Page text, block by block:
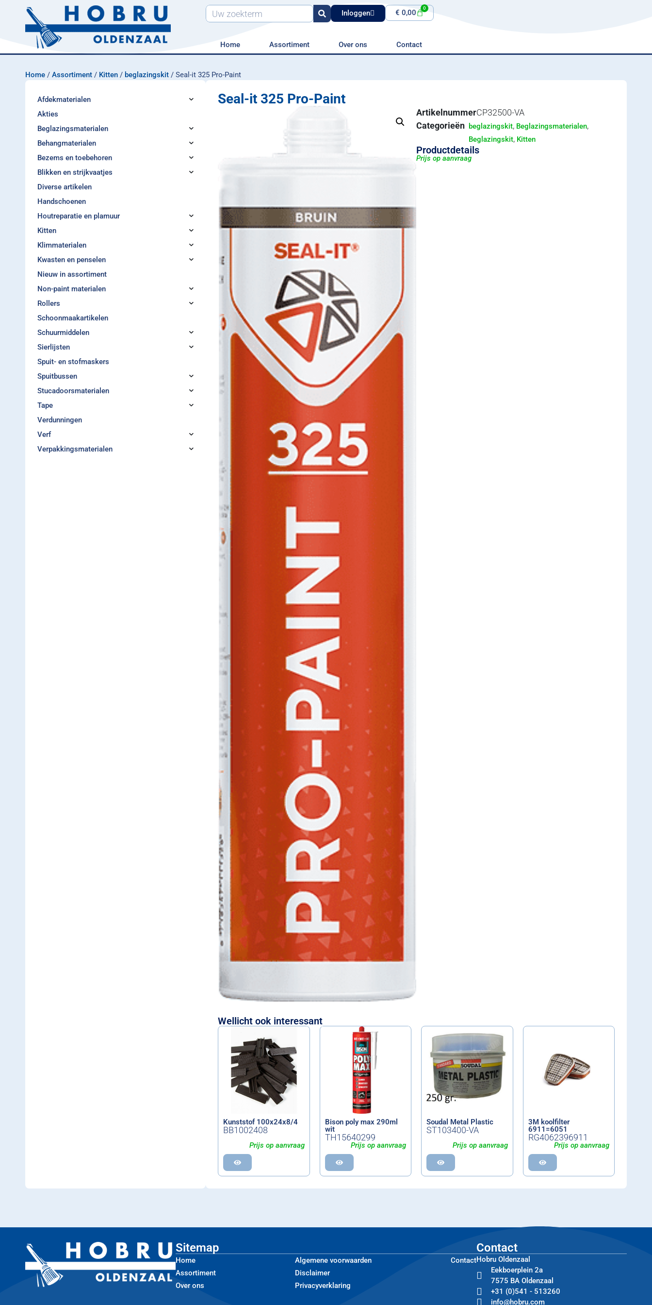
Inloggen € 0,00
0
Home Assortiment Over ons Contact
Home / Assortiment / Kitten / beglazingskit / Seal-it 325 Pro-Paint
Afdekmaterialen
Akties
Beglazingsmaterialen
Behangmaterialen
Bezems en toebehoren
Blikken en strijkvaatjes
Diverse artikelen
Handschoenen
Houtreparatie en plamuur
Kitten
Klimmaterialen
Kwasten en penselen
Nieuw in assortiment
Non-paint materialen
Rollers
Schoonmaakartikelen
Schuurmiddelen
Sierlijsten
Spuit- en stofmaskers
Spuitbussen
Stucadoorsmaterialen
Tape
Verdunningen
Verf
Verpakkingsmaterialen
Seal-it 325 Pro-Paint
ArtikelnummerCP32500-VA
Categorieën beglazingskit, Beglazingsmaterialen,
Beglazingskit, Kitten
Productdetails
Prijs op aanvraag
Wellicht ook interessant
Kunststof 100x24x8/4
BB1002408
Prijs op aanvraag
Bison poly max 290ml
wit
TH15640299
Prijs op aanvraag
Soudal Metal Plastic
ST103400-VA
Prijs op aanvraag
3M koolfilter
6911=6051
RG4062396911
Prijs op aanvraag
Sitemap
Home
Assortiment
Over ons
Algemene voorwaarden
Disclaimer
Privacyverklaring
Contact
Contact
Hobru Oldenzaal
Eekboerplein 2a
7575 BA Oldenzaal
+31 (0)541 - 513260
info@hobru.com